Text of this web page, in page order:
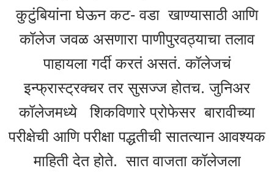
कुटुंबियांना घेऊन कट- वडा खाण्यासाठी आणि
कॉलेज जवळ असणारा पाणीपुरवठ्याचा तलाव
पाहायला गर्दी करतं असतं. कॉलेजचं
इन्फ्रास्ट्रक्चर तर सुसज्ज होतच. जुनिअर
कॉलेजमध्ये शिकविणारे प्रोफेसर बारावीच्या
परीक्षेची आणि परीक्षा पद्धतीची सातत्यान आवश्यक
माहिती देत होते. सात वाजता कॉलेजला